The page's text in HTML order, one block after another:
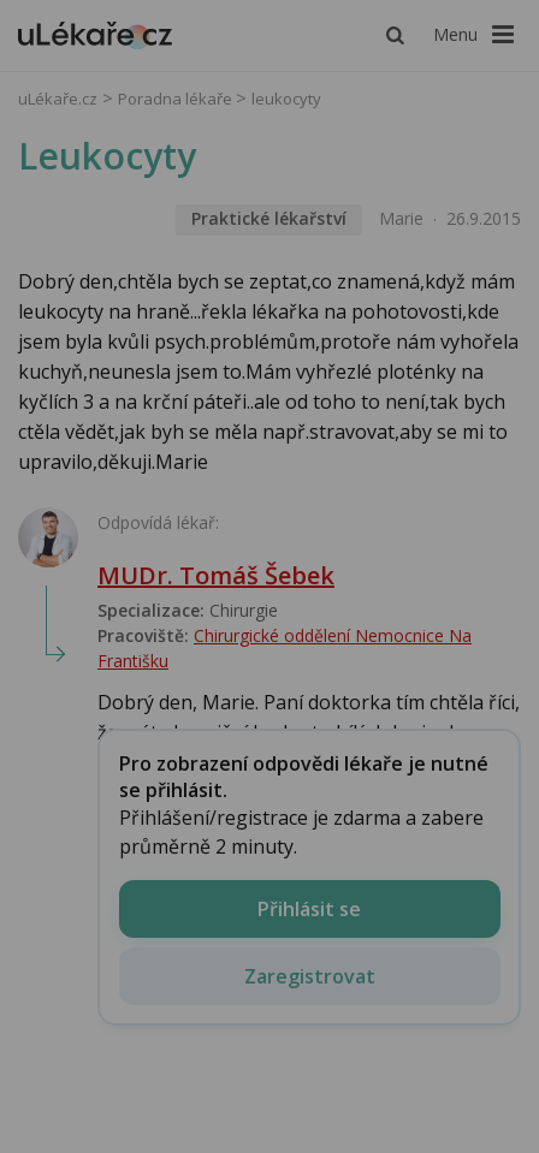
Menu
uLékaře.cz Poradna lékaře leukocyty
Leukocyty
Praktické lékařství Marie 26.9.2015
Dobrý den,chtěla bych se zeptat,co znamená,když mám
leukocyty na hraně...řekla lékařka na pohotovosti,kde
jsem byla kvůli psych.problémům,protoře nám vyhořela
kuchyň,neunesla jsem to.Mám vyhřezlé ploténky na
kyčlích 3 a na krční páteři..ale od toho to není,tak bych
ctěla vědět,jak byh se měla např.stravovat,aby se mi to
upravilo,děkuji.Marie
Odpovídá lékař:
MUDr. Tomáš Šebek
Specializace: Chirurgie
Pracoviště: Chirurgické oddělení Nemocnice Na
Františku
Dobrý den, Marie. Paní doktorka tím chtěla říci,
že máte hraniční hodnotu bílých krvinek...
Pro zobrazení odpovědi lékaře je nutné
se přihlásit.
Přihlášení/registrace je zdarma a zabere
průměrně 2 minuty.
Přihlásit se
Zaregistrovat